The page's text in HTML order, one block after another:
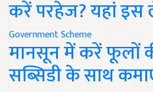
करें परहेज? यहां इस
Government Scheme
मानसून में करें फूलों
सब्सिडी के साथ